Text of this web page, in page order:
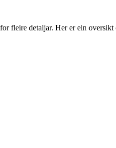
fleire detaljar. Her er ein oversikt